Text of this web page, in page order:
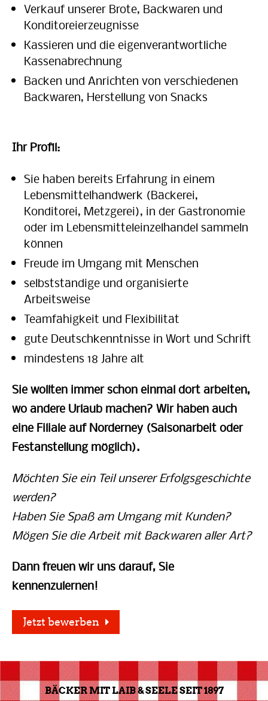
Verkauf unserer Brote, Backwaren und
Konditoreierzeugnisse
Kassieren und die eigenverantwortliche
Kassenabrechnung
Backen und Anrichten von verschiedenen
Backwaren, Herstellung von Snacks
Ihr Profil:
Sie haben bereits Erfahrung in einem
Lebensmittelhandwerk (Bäckerei,
Konditorei, Metzgerei), in der Gastronomie
oder im Lebensmitteleinzelhandel sammeln
können
Freude im Umgang mit Menschen
selbstständige und organisierte
Arbeitsweise
Teamfähigkeit und Flexibilität
gute Deutschkenntnisse in Wort und Schrift
mindestens 18 Jahre alt
Sie wollten immer schon einmal dort arbeiten,
wo andere Urlaub machen? Wir haben auch
eine Filiale auf Norderney (Saisonarbeit oder
Festanstellung möglich).
Möchten Sie ein Teil unserer Erfolgsgeschichte
werden?
Haben Sie Spaß am Umgang mit Kunden?
Mögen Sie die Arbeit mit Backwaren aller Art?
Dann freuen wir uns darauf, Sie
kennenzulernen!
Jetzt bewerben
BÄCKER MIT LAIB & SEELE SEIT 1897